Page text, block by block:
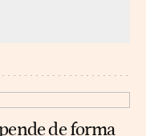
de forma